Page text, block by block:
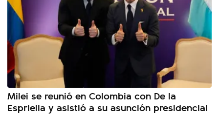
Milei se reunió en Colombia con De la
Espriella y asistió a su asunción presidencial